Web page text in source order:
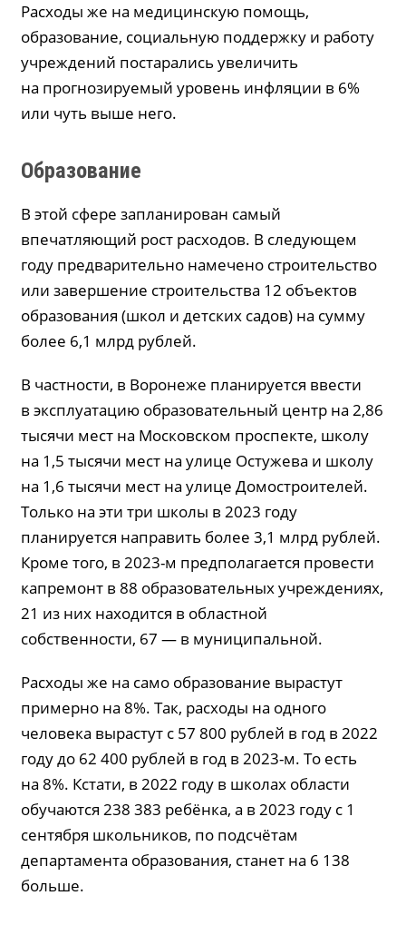
Расходы же на медицинскую помощь,
образование, социальную поддержку и работу
учреждений постарались увеличить
на прогнозируемый уровень инфляции в 6%
или чуть выше него.
Образование
В этой сфере запланирован самый
впечатляющий рост расходов. В следующем
году предварительно намечено строительство
или завершение строительства 12 объектов
образования (школ и детских садов) на сумму
более 6,1 млрд рублей.
В частности, в Воронеже планируется ввести
в эксплуатацию образовательный центр на 2,86
тысячи мест на Московском проспекте, школу
на 1,5 тысячи мест на улице Остужева и школу
на 1,6 тысячи мест на улице Домостроителей.
Только на эти три школы в 2023 году
планируется направить более 3,1 млрд рублей.
Кроме того, в 2023-м предполагается провести
капремонт в 88 образовательных учреждениях,
21 из них находится в областной
собственности, 67 — в муниципальной.
Расходы же на само образование вырастут
примерно на 8%. Так, расходы на одного
человека вырастут с 57 800 рублей в год в 2022
году до 62 400 рублей в год в 2023-м. То есть
на 8%. Кстати, в 2022 году в школах области
обучаются 238 383 ребёнка, а в 2023 году с 1
сентября школьников, по подсчётам
департамента образования, станет на 6 138
больше.